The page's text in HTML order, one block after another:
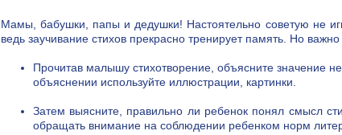
Мамы, бабушки, папы и дедушки! Настоятельно советую не
ведь заучивание стихов прекрасно тренирует память. Но
Прочитав малышу стихотворение, объясните значение
объяснении используйте иллюстрации, картинки.
Затем выясните, правильно ли ребенок понял смысл
обращать внимание на соблюдении ребенком норм